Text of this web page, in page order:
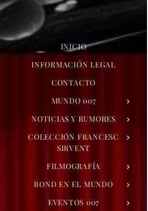
INICIO
INFORMACIÓN LEGAL
CONTACTO
MUNDO 007
NOTICIAS Y RUMORES
COLECCIÓN FRANCESC
SIRVENT
FILMOGRAFÍA
BOND EN EL MUNDO
EVENTOS 007